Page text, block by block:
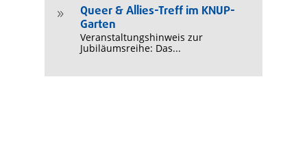
9
Queer & Allies-Treff im KNUP-
Garten
Veranstaltungshinweis zur
Jubiläumsreihe: Das...